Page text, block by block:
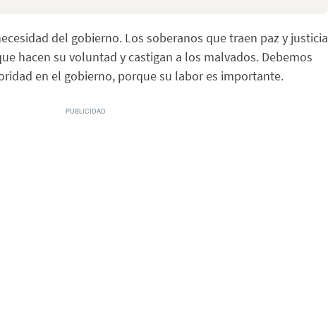
del gobierno. Los soberanos que traen paz y justicia
hacen su voluntad y castigan a los malvados. Debemos
en el gobierno, porque su labor es importante.